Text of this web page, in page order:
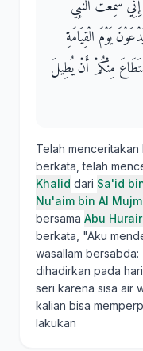
سَمِعْتُ النَّبِيَّ
يَوْمَ الْقِيَامَةِ
مِنْكُمْ أَنْ يُطِيلَ
Telah menceritakan
berkata, telah
Khalid dari Sa'id
Nu'aim bin Al
bersama Abu
berkata, "Aku
wasallam
dihadirkan pada
seri karena sisa air
kalian bisa
lakukan